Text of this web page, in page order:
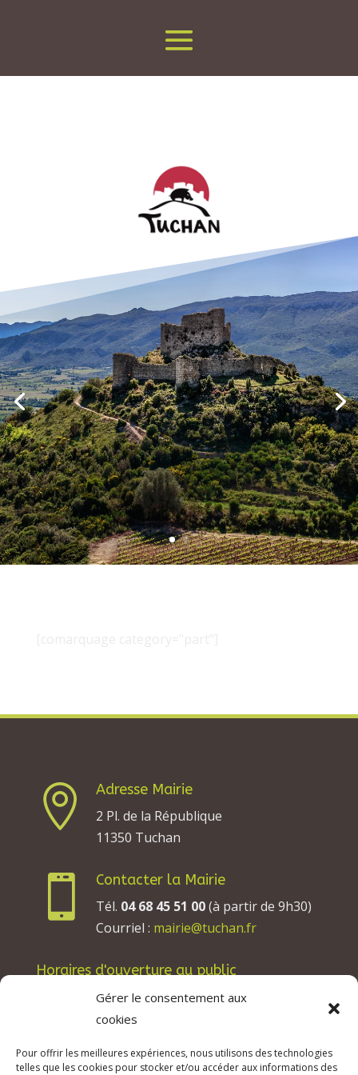
Gérer le consentement aux
cookies
Pour offrir les meilleures expériences, nous utilisons des technologies
telles que les cookies pour stocker et/ou accéder aux informations des

Adresse Mairie
2 Pl. de la République
11350 Tuchan

Contacter la Mairie
Tél. 04 68 45 51 00(à partir de 9h30)
Courriel : mairie@tuchan.fr
Horaires d'ouverture au public
Les lundis, mardis et jeudis : de 8h à 12h et de
13h30 à 17h30.
Les vendredis : de 8h à 12h.